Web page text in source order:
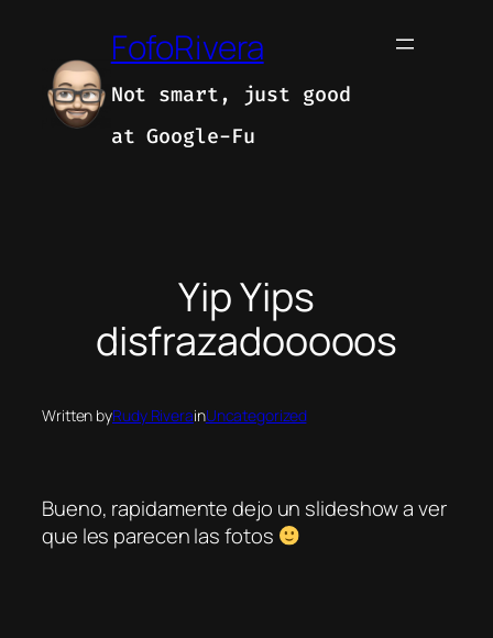
content
FofoRivera
Not smart, just good
at Google-Fu
Yip Yips
disfrazadooooos
Written byRudy RiverainUncategorized
Bueno, rapidamente dejo un slideshow a ver
que les parecen las fotos